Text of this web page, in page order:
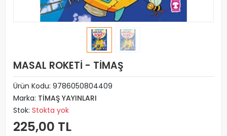
MASAL ROKETİ - TİMAŞ
Ürün Kodu: 9786050804409
Marka: TİMAŞ YAYINLARI
Stok: Stokta yok
225,00 TL